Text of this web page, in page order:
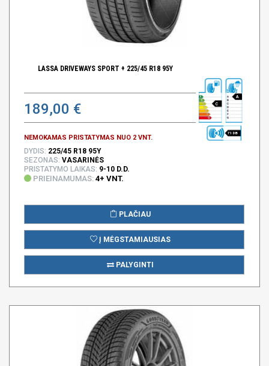
LASSA DRIVEWAYS SPORT + 225/45 R18 95Y
189,00 €
NEMOKAMAS PRISTATYMAS NUO 2 VNT.
C
A
71 DB
DYDIS: 225/45 R18 95Y
SEZONAS: VASARINĖS
PRISTATYMO LAIKAS: 9-10 D.D.
PRIEINAMUMAS: 4+ VNT.
PLAČIAU
Į MĖGSTAMIAUSIAS
PALYGINTI